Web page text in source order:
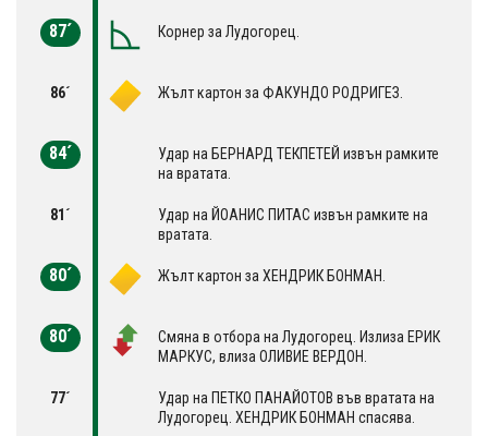
87´ Корнер за Лудогорец.
86´ Жълт картон за ФАКУНДО РОДРИГЕЗ.
84´
Удар на БЕРНАРД ТЕКПЕТЕЙ извън рамките
на вратата.
81´
Удар на ЙОАНИС ПИТАС извън рамките на
вратата.
80´ Жълт картон за ХЕНДРИК БОНМАН.
80´
Смяна в отбора на Лудогорец. Излиза ЕРИК
МАРКУС, влиза OЛИВИЕ ВЕРДОН.
77´
Удар на ПЕТКО ПАНАЙОТОВ във вратата на
Лудогорец. ХЕНДРИК БОНМАН спасява.